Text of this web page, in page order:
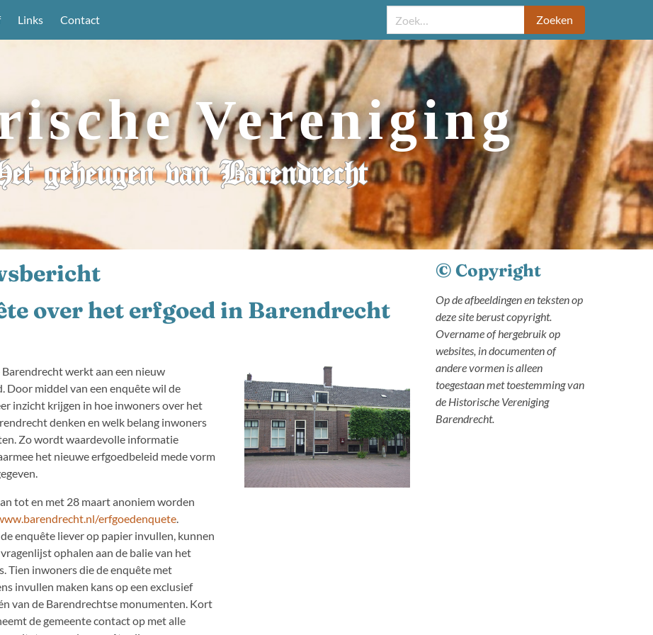
Links Contact Zoeken
Vereniging
geheugen van Barendrecht
over het erfgoed in Barendrecht
Barendrecht werkt aan een nieuw
Door middel van een enquête wil de
inzicht krijgen in hoe inwoners over het
denken en welk belang inwoners
Zo wordt waardevolle informatie
het nieuwe erfgoedbeleid mede vorm
tot en met 28 maart anoniem worden
erfgoedenquete.
enquête liever op papier invullen, kunnen
ophalen aan de balie van het
Tien inwoners die de enquête met
invullen maken kans op een exclusief
van de Barendrechtse monumenten. Kort
de gemeente contact op met alle
© Copyright
Op de afbeeldingen en teksten op
deze site berust copyright.
Overname of hergebruik op
websites, in documenten of
andere vormen is alleen
toegestaan met toestemming van
de Historische Vereniging
Barendrecht.